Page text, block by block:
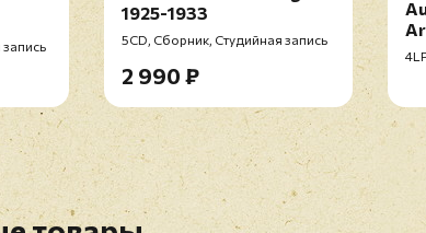
1925-1933
5CD, Сборник, Студийная запись
2 990 ₽